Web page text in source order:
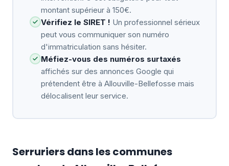
montant supérieur à 150€.
Vérifiez le SIRET ! Un professionnel sérieux
peut vous communiquer son numéro
d'immatriculation sans hésiter.
Méfiez-vous des numéros surtaxés
affichés sur des annonces Google qui
prétendent être à Allouville-Bellefosse mais
délocalisent leur service.
Serruriers dans les communes